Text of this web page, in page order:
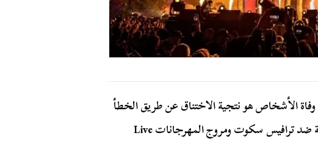
وفاة الأشخاص هو نتجية الاختناق عن طريق الخطأ
إلا أن نحو 200 أسرة قامت برفع دعوى قضائية ضد ترافيس سكوت ومروج المهرجانات Live